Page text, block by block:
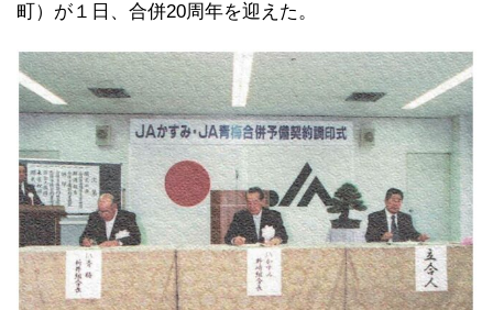
町）が１日、合併20周年を迎えた。